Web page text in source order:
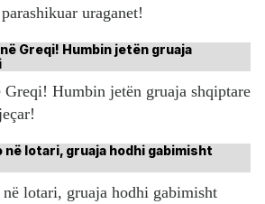
uraganet!
Humbin jetën gruaja shqiptare
lotari, gruaja hodhi gabimisht